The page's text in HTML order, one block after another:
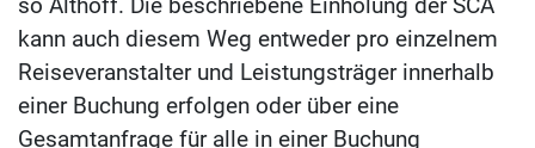
kann auch diesem Weg entweder pro einzelnem
Reiseveranstalter und Leistungsträger innerhalb
einer Buchung erfolgen oder über eine
Gesamtanfrage für alle in einer Buchung